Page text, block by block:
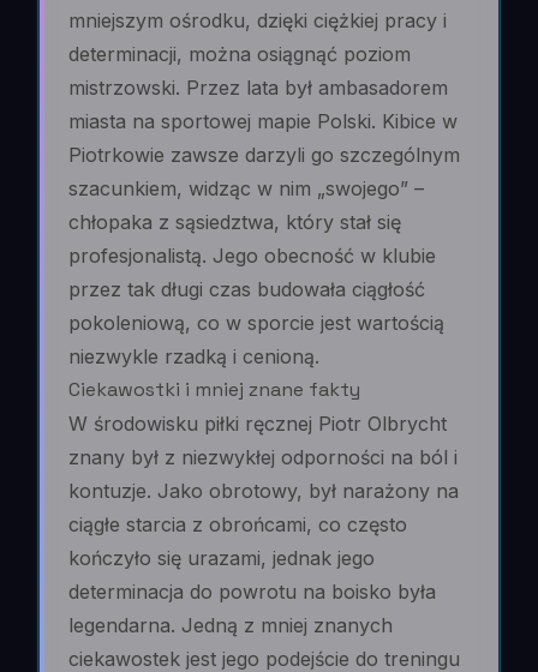
mniejszym ośrodku, dzięki ciężkiej pracy i
determinacji, można osiągnąć poziom
mistrzowski. Przez lata był ambasadorem
miasta na sportowej mapie Polski. Kibice w
Piotrkowie zawsze darzyli go szczególnym
szacunkiem, widząc w nim „swojego” –
chłopaka z sąsiedztwa, który stał się
profesjonalistą. Jego obecność w klubie
przez tak długi czas budowała ciągłość
pokoleniową, co w sporcie jest wartością
niezwykle rzadką i cenioną.
Ciekawostki i mniej znane fakty
W środowisku piłki ręcznej Piotr Olbrycht
znany był z niezwykłej odporności na ból i
kontuzje. Jako obrotowy, był narażony na
ciągłe starcia z obrońcami, co często
kończyło się urazami, jednak jego
determinacja do powrotu na boisko była
legendarna. Jedną z mniej znanych
ciekawostek jest jego podejście do treningu